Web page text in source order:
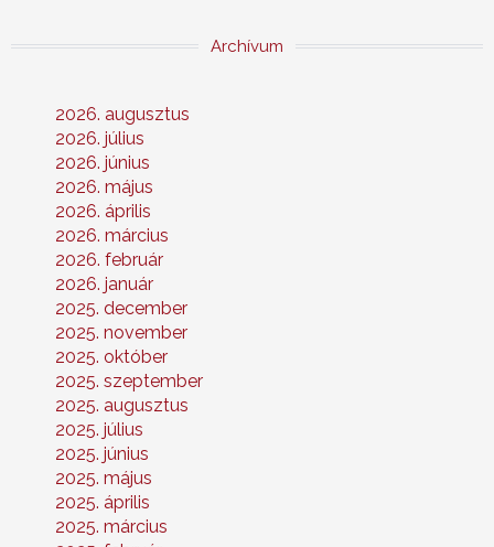
Archívum
2026. augusztus
2026. július
2026. június
2026. május
2026. április
2026. március
2026. február
2026. január
2025. december
2025. november
2025. október
2025. szeptember
2025. augusztus
2025. július
2025. június
2025. május
2025. április
2025. március